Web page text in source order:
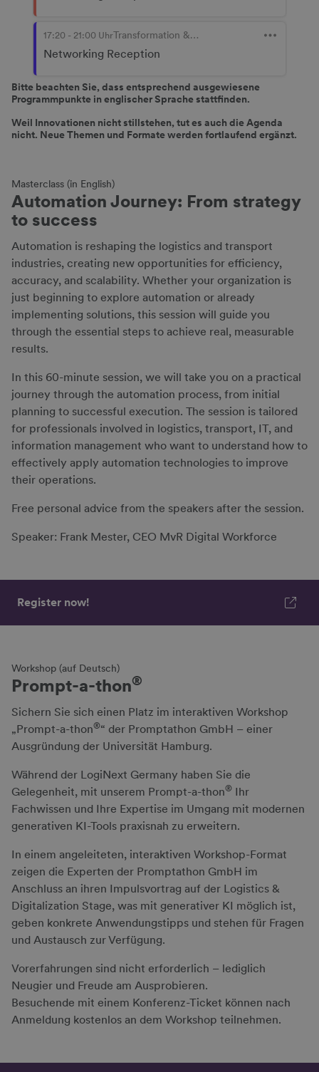
Bitte beachten Sie, dass entsprechend ausgewiesene
Programmpunkte in englischer Sprache stattfinden.
Weil Innovationen nicht stillstehen, tut es auch die Agenda
nicht. Neue Themen und Formate werden fortlaufend ergänzt.
Masterclass (in English)
Automation Journey: From strategy
to success
Automation is reshaping the logistics and transport
industries, creating new opportunities for efficiency,
accuracy, and scalability. Whether your organization is
just beginning to explore automation or already
implementing solutions, this session will guide you
through the essential steps to achieve real, measurable
results.
In this 60-minute session, we will take you on a practical
journey through the automation process, from initial
planning to successful execution. The session is tailored
for professionals involved in logistics, transport, IT, and
information management who want to understand how to
effectively apply automation technologies to improve
their operations.
Free personal advice from the speakers after the session.
Speaker: Frank Mester, CEO MvR Digital Workforce
Register now!
Workshop (auf Deutsch)
Prompt-a-thon®
Sichern Sie sich einen Platz im interaktiven Workshop
„Prompt-a-thon®“ der Promptathon GmbH – einer
Ausgründung der Universität Hamburg.
Während der LogiNext Germany haben Sie die
Gelegenheit, mit unserem Prompt-a-thon® Ihr
Fachwissen und Ihre Expertise im Umgang mit modernen
generativen KI-Tools praxisnah zu erweitern.
In einem angeleiteten, interaktiven Workshop-Format
zeigen die Experten der Promptathon GmbH im
Anschluss an ihren Impulsvortrag auf der Logistics &
Digitalization Stage, was mit generativer KI möglich ist,
geben konkrete Anwendungstipps und stehen für Fragen
und Austausch zur Verfügung.
Vorerfahrungen sind nicht erforderlich – lediglich
Neugier und Freude am Ausprobieren.
Besuchende mit einem Konferenz-Ticket können nach
Anmeldung kostenlos an dem Workshop teilnehmen.